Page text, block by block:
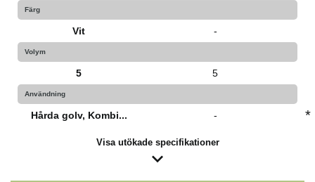
Färg
Vit -
Volym
5 5
Användning
Hårda golv, Kombi... - *
Visa utökade specifikationer